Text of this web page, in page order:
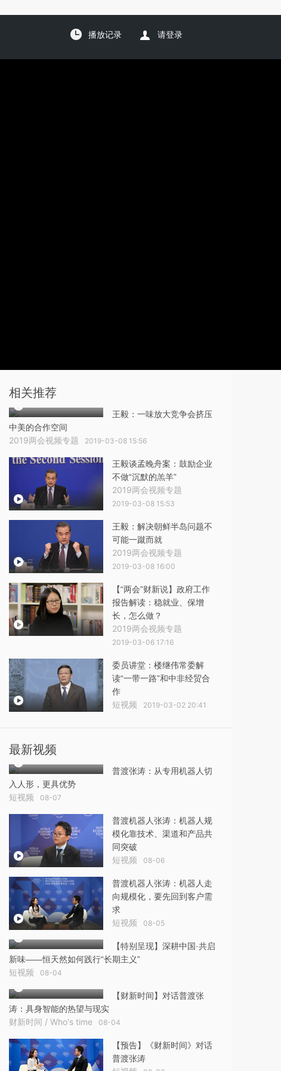
播放记录 请登录
相关推荐
王毅：一味放大竞争会挤压
中美的合作空间
2019两会视频专题 2019-03-08 15:56
王毅谈孟晚舟案：鼓励企业
不做“沉默的羔羊”
2019两会视频专题
2019-03-08 15:53
王毅：解决朝鲜半岛问题不
可能一蹴而就
2019两会视频专题
2019-03-08 16:00
【“两会”财新说】政府工作
报告解读：稳就业、保增
长，怎么做？
2019两会视频专题
2019-03-06 17:16
委员讲堂：楼继伟常委解
读“一带一路”和中非经贸合
作
短视频 2019-03-02 20:41
最新视频
普渡张涛：从专用机器人切
入人形，更具优势
短视频 08-07
普渡机器人张涛：机器人规
模化靠技术、渠道和产品共
同突破
短视频 08-06
普渡机器人张涛：机器人走
向规模化，要先回到客户需
求
短视频 08-05
【特别呈现】深耕中国·共启
新味——恒天然如何践行“长期主义”
短视频 08-04
【财新时间】对话普渡张
涛：具身智能的热望与现实
财新时间 / Who's time 08-04
【预告】《财新时间》对话
普渡张涛